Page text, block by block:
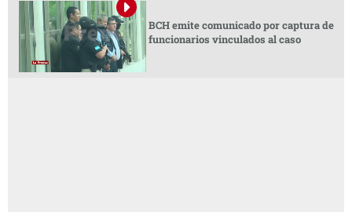
BCH emite comunicado por captura de
funcionarios vinculados al caso